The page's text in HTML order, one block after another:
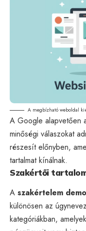
A megbízható weboldal
A Google alapvetően
minőségi válaszokat
részesít előnyben,
tartalmat kínálnak.
Szakértői
A szakértelem
különösen az
kategóriákban,